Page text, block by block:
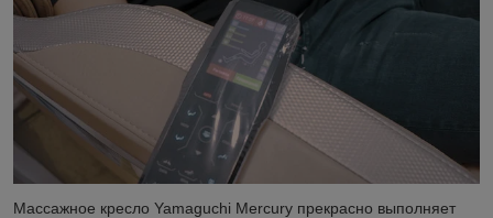
Массажное кресло Yamaguchi Mercury прекрасно выполняет